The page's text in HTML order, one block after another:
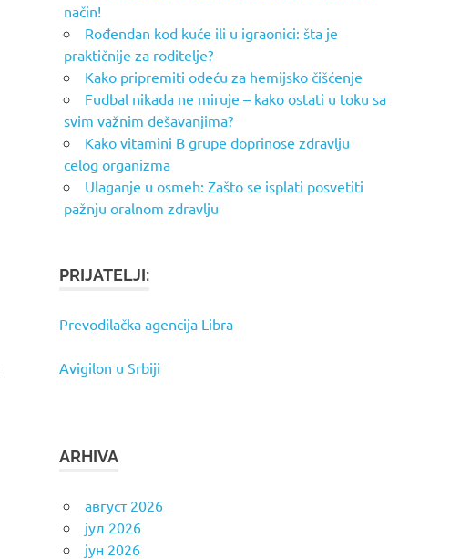
način!
Rođendan kod kuće ili u igraonici: šta je
praktičnije za roditelje?
Kako pripremiti odeću za hemijsko čišćenje
Fudbal nikada ne miruje – kako ostati u toku sa
svim važnim dešavanjima?
Kako vitamini B grupe doprinose zdravlju
celog organizma
Ulaganje u osmeh: Zašto se isplati posvetiti
pažnju oralnom zdravlju
PRIJATELJI:
Prevodilačka agencija Libra
Avigilon u Srbiji
ARHIVA
август 2026
јул 2026
јун 2026